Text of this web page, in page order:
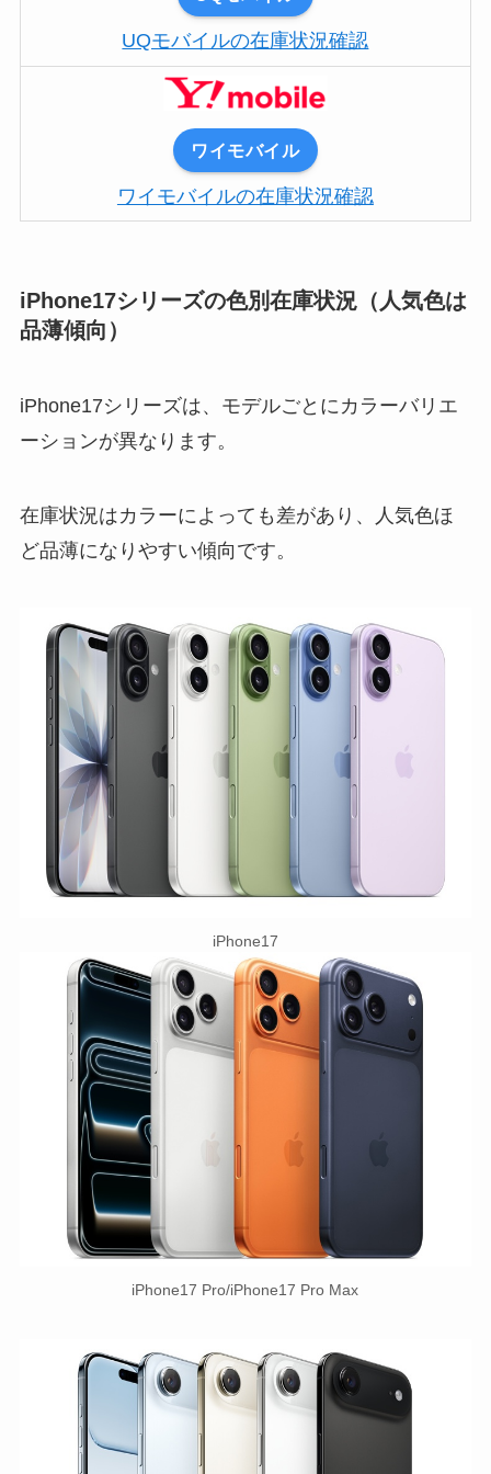
UQモバイルの在庫状況確認
ワイモバイル
ワイモバイルの在庫状況確認
iPhone17シリーズの色別在庫状況（人気色は
品薄傾向）
iPhone17シリーズは、モデルごとにカラーバリエ
ーションが異なります。
在庫状況はカラーによっても差があり、人気色ほ
ど品薄になりやすい傾向です。
iPhone17
iPhone17 Pro/iPhone17 Pro Max